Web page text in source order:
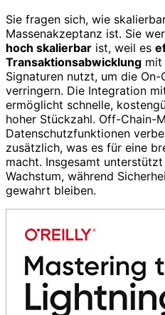
Sie fragen sich, wie
Massenakzeptanz ist. Sie
hoch skalierbar ist, weil es
Transaktionsabwicklung mit
Signaturen nutzt, um die On-
verringern. Die Integration
ermöglicht schnelle,
hoher Stückzahl. Off-Chain-
Datenschutzfunktionen
zusätzlich, was es für eine
macht. Insgesamt unterstützt
Wachstum, während
gewahrt bleiben.